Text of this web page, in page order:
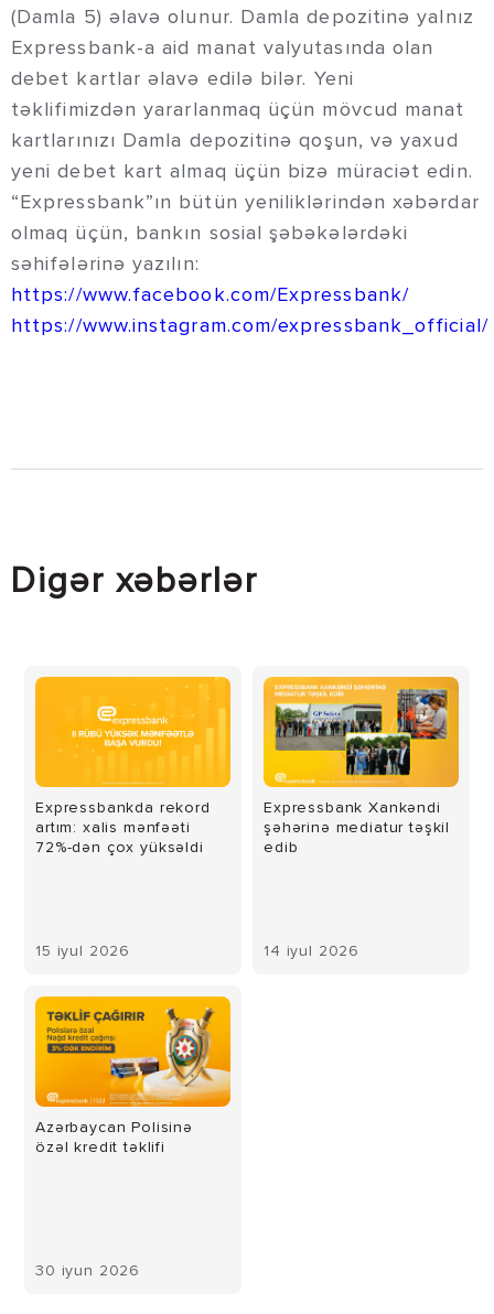
(Damla 5) əlavə olunur. Damla depozitinə yalnız
Expressbank-a aid manat valyutasında olan
debet kartlar əlavə edilə bilər. Yeni
təklifimizdən yararlanmaq üçün mövcud manat
kartlarınızı Damla depozitinə qoşun, və yaxud
yeni debet kart almaq üçün bizə müraciət edin.
“Expressbank”ın bütün yeniliklərindən xəbərdar
olmaq üçün, bankın sosial şəbəkələrdəki
səhifələrinə yazılın:
https://www.facebook.com/Expressbank/
https://www.instagram.com/expressbank_official/
Digər xəbərlər
Expressbankda rekord
artım: xalis mənfəəti
72%-dən çox yüksəldi
15 iyul 2026
Expressbank Xankəndi
şəhərinə mediatur təşkil
edib
14 iyul 2026
Azərbaycan Polisinə
özəl kredit təklifi
30 iyun 2026